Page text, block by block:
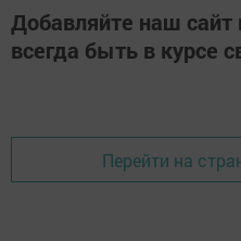
Добавляйте наш сайт
всегда быть в курсе
Перейти на